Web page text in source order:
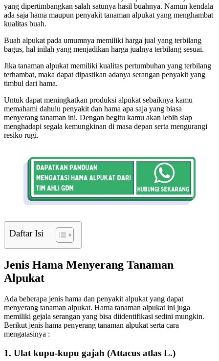
yang dipertimbangkan salah satunya hasil buahnya. Namun kendala
ada saja hama maupun penyakit tanaman alpukat yang menghambat
kualitas buah.
Buah alpukat pada umumnya memiliki harga jual yang terbilang
bagus, hal inilah yang menjadikan harga jualnya terbilang sesuai.
Jika tanaman alpukat memiliki kualitas pertumbuhan yang terbilang
terhambat, maka dapat dipastikan adanya serangan penyakit yang
timbul dari hama.
Untuk dapat meningkatkan produksi alpukat sebaiknya kamu
memahami dahulu penyakit dan hama apa saja yang biasa
menyerang tanaman ini. Dengan begitu kamu akan lebih siap
menghadapi segala kemungkinan di masa depan serta mengurangi
resiko rugi.
Daftar Isi
Jenis Hama Menyerang Tanaman
Alpukat
Ada beberapa jenis hama dan penyakit alpukat yang dapat
menyerang tanaman alpukat. Hama tanaman alpukat ini juga
memiliki gejala serangan yang bisa diidentifikasi sedini mungkin.
Berikut jenis hama penyerang tanaman alpukat serta cara
mengatasinya :
1. Ulat kupu-kupu gajah (Attacus atlas L.)